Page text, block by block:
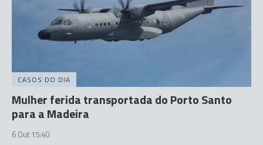
CASOS DO DIA
Mulher ferida transportada do Porto Santo
para a Madeira
6 Out 15:40